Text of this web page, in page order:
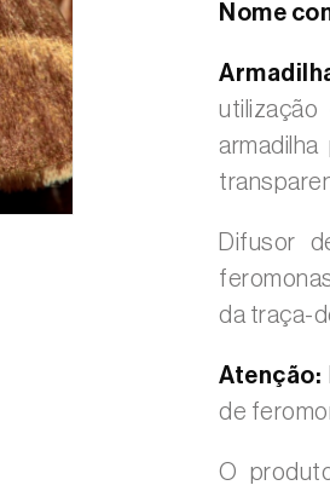
Nome
utilização
Difusor
da traça-
Atenção:
de
O